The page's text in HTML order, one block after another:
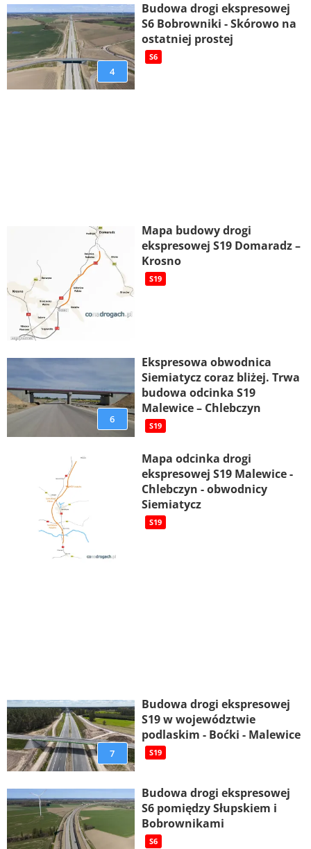
4
Budowa drogi ekspresowej
S6 Bobrowniki - Skórowo na
ostatniej prostej
S6
Mapa budowy drogi
ekspresowej S19 Domaradz –
Krosno
S19
6
Ekspresowa obwodnica
Siemiatycz coraz bliżej. Trwa
budowa odcinka S19
Malewice – Chlebczyn
S19
Mapa odcinka drogi
ekspresowej S19 Malewice -
Chlebczyn - obwodnicy
Siemiatycz
S19
7
Budowa drogi ekspresowej
S19 w województwie
podlaskim - Boćki - Malewice
S19
Budowa drogi ekspresowej
S6 pomiędzy Słupskiem i
Bobrownikami
S6